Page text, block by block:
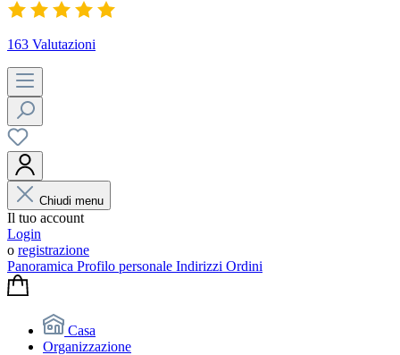
163 Valutazioni
Chiudi menu
Il tuo account
Login
o registrazione
Panoramica Profilo personale Indirizzi Ordini
Casa
Organizzazione